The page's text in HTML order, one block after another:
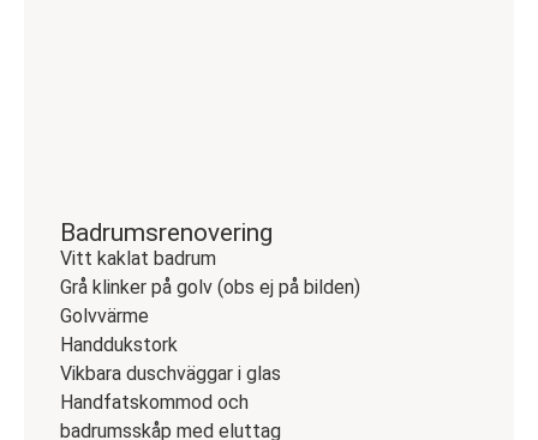
Badrumsrenovering
Vitt kaklat badrum
Grå klinker på golv (obs ej på bilden)
Golvvärme
Handdukstork
Vikbara duschväggar i glas
Handfatskommod och
badrumsskåp med eluttag